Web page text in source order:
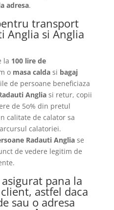
adresa.
transport
Anglia si Anglia
la 100 lire de
o masa caldasi bagaj
de persoane beneficiaza
Angliasi retur, copii
de 5o% din pretul
calitate de calator sa
calatoriei.
Radauti Anglia se
de vedere legitim de
pana la
astfel daca
sau o adresa